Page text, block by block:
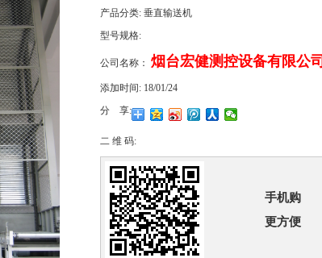
产品分类: 垂直输送机
型号规格:
公司名称： 烟台宏健测控设备有限公司
添加时间: 18/01/24
分 享:
二 维 码:
手机购
更方便